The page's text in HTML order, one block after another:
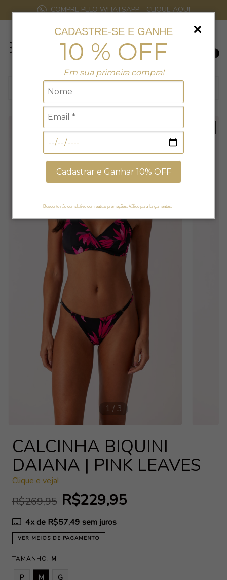
CADASTRE-SE E GANHE
10 % OFF
Em sua primeira compra!
Cadastrar e Ganhar 10% OFF
Desconto não cumulativo com outras promoções. Válido para lançamentos.
COMPRE PELO WHATSAPP - CLIQUE AQUI
15% EXCLUSIVO NO SITE
1 / 3
CALCINHA BIQUINI
DAIANA | PINK LEAVES
Clique e veja!
R$269,95 R$229,95
4x de R$57,49 sem juros
VER MEIOS DE PAGAMENTO
TAMANHO: M
P M G